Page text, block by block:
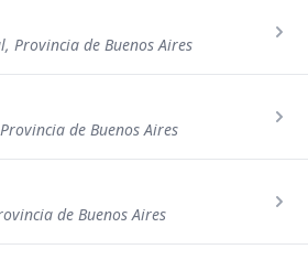
Provincia de Buenos Aires
de Buenos Aires
de Buenos Aires